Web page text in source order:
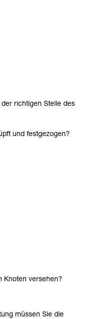
richtigen Stelle des
und festgezogen?
Knoten versehen?
müssen Sie die